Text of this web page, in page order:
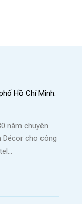
Hồ Chí Minh.
năm chuyên
Décor cho công